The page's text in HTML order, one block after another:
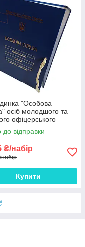
"Особова
осіб молодшого та
офіцерського
"під золото" ЦОДНТІ,
бумвініл
шт
до відправки
₴/набір
Купити